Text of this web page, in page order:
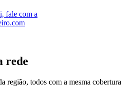
fale com a
rede
região, todos com a mesma cobertura